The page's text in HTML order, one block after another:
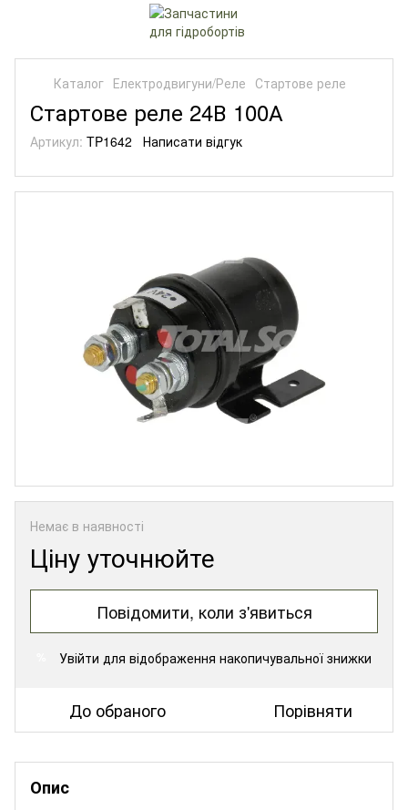
Каталог Електродвигуни/Реле Стартове реле
Стартове реле 24В 100А
Артикул: TP1642 Написати відгук
Немає в наявності
Ціну уточнюйте
Повідомити, коли з'явиться
Увійти для відображення накопичувальної знижки
До обраного Порівняти
Опис